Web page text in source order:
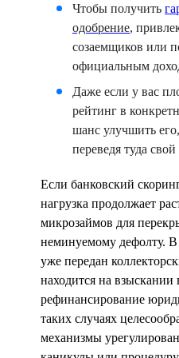
Чтобы получить
одобрение,
созаемщиков или
официальным
Даже если у вас
рейтинг в
шанс улучшить
переведя туда
Если банковский
нагрузка продолжает
микрозаймов для
неминуемому дефолту. В
уже передан
находится на
рефинансирование
таких случаях
механизмы